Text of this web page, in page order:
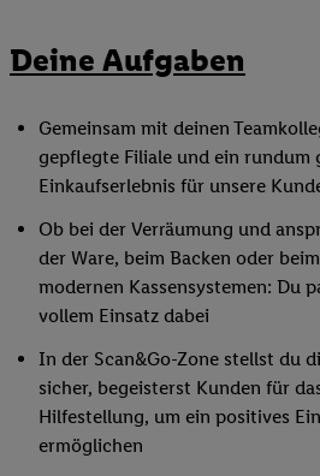
Deine Aufgaben
Gemeinsam mit deinen
gepflegte Filiale und ein rundum
Einkaufserlebnis für unsere
Ob bei der Verräumung und
der Ware, beim Backen oder
modernen Kassensystemen: Du
vollem Einsatz dabei
In der Scan&Go-Zone stellst du
sicher, begeisterst Kunden für
Hilfestellung, um ein positives
ermöglichen